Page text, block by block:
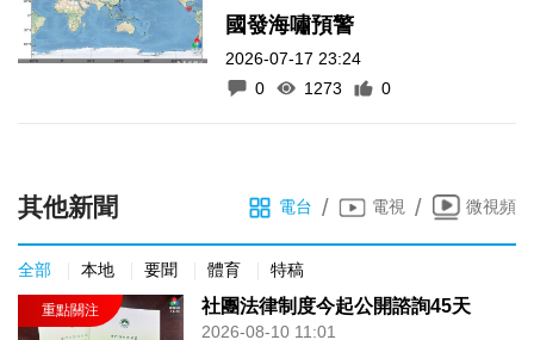
國發海嘯預警
2026-07-17 23:24
0
1273 0
其他新聞 電台 / 電視 / 微視頻
全部 本地 要聞 體育 特稿
社團法律制度今起公開諮詢45天
2026-08-10 11:01